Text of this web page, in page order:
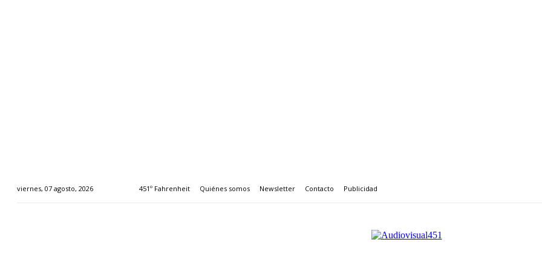
viernes, 07 agosto, 2026 451º Fahrenheit Quiénes somos Newsletter Contacto Publicidad